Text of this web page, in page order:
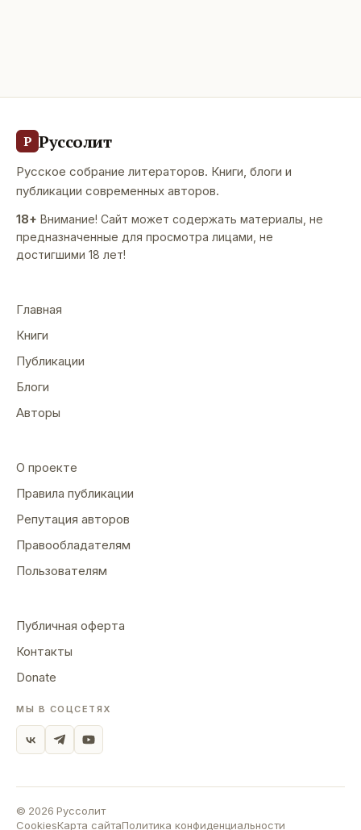
Р Руссолит
Русское собрание литераторов. Книги, блоги и
публикации современных авторов.
18+ Внимание! Сайт может содержать материалы, не
предназначенные для просмотра лицами, не
достигшими 18 лет!
Главная
Книги
Публикации
Блоги
Авторы
О проекте
Правила публикации
Репутация авторов
Правообладателям
Пользователям
Публичная оферта
Контакты
Donate
МЫ В СОЦСЕТЯХ
© 2026 Руссолит
CookiesКарта сайтаПолитика конфиденциальности